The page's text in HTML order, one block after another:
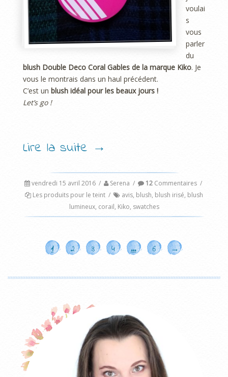
voulai
s
vous
parler
du
blush Double Deco Coral Gables de la marque Kiko. Je
vous le montrais dans un haul précédent.
C’est un blush idéal pour les beaux jours !
Let’s go !
Lire la suite →
vendredi 15 avril 2016 / Serena / 12 Commentaires /
Les produits pour le teint / avis, blush, blush irisé, blush
lumineux, corail, Kiko, swatches
1 2 3 4 … 6 →